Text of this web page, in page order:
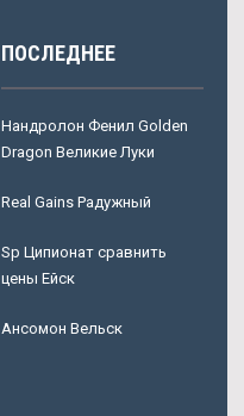
ПОСЛЕДНЕЕ
Нандролон Фенил Golden
Dragon Великие Луки
Real Gains Радужный
Sp Ципионат сравнить
цены Ейск
Ансомон Вельск